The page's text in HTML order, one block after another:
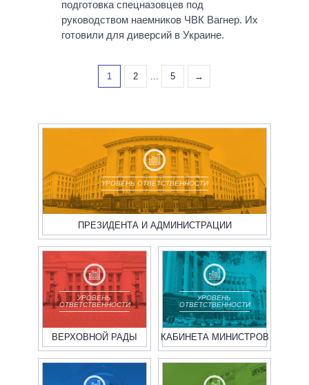
подготовка спецназовцев под
руководством наемников ЧВК Вагнер. Их
готовили для диверсий в Украине.
1 2 ... 5 →
УРОВЕНЬ ОТВЕТСТВЕННОСТИ
ПРЕЗИДЕНТА И АДМИНИСТРАЦИИ
УРОВЕНЬ
ОТВЕТСТВЕННОСТИ
ВЕРХОВНОЙ РАДЫ
УРОВЕНЬ
ОТВЕТСТВЕННОСТИ
КАБИНЕТА МИНИСТРОВ